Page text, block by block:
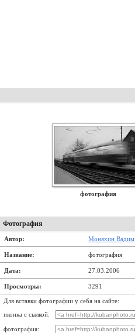
фотография
Фотография
Автор: Моняхин Вадим
Название: фотография
Дата: 27.03.2006
Просмотры: 3291
Для вставки фотографии у себя на сайте:
иконка с сылкой:
фотография: